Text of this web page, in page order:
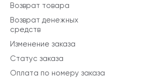
Возврат товара
Возврат денежных
средств
Изменение заказа
Статус заказа
Оплата по номеру заказа